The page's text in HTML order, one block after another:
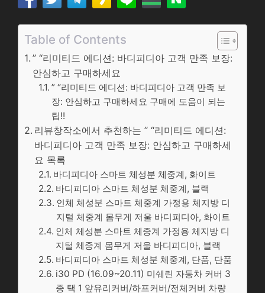
Table of Contents
” “리미티드 에디션: 바디피디아 고객 만족 보장:
안심하고 구매하세요
” “리미티드 에디션: 바디피디아 고객 만족 보
장: 안심하고 구매하세요 구매에 도움이 되는
팁!!
리뷰창작소에서 추천하는 ” “리미티드 에디션:
바디피디아 고객 만족 보장: 안심하고 구매하세
요 목록
바디피디아 스마트 체성분 체중계, 화이트
바디피디아 스마트 체성분 체중계, 블랙
인체 체성분 스마트 체중계 가정용 체지방 디
지털 체중계 몸무게 저울 바디피디아, 화이트
인체 체성분 스마트 체중계 가정용 체지방 디
지털 체중계 몸무게 저울 바디피디아, 블랙
바디피디아 스마트 체성분 체중계, 단품, 단품
i30 PD (16.09~20.11) 미쉐린 자동차 커버 3
종 택 1 앞유리커버/하프커버/전체커버 차량